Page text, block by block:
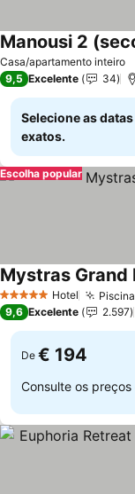
Casa/apartamento inteiro
Manousi 2
9,5 Excelente 34
Selecione as
exatos.
Escolha popular
5 Estrelas Hotel
Mystras Grand
9,6 Excelente 2.597
De € 194
Consulte os preços